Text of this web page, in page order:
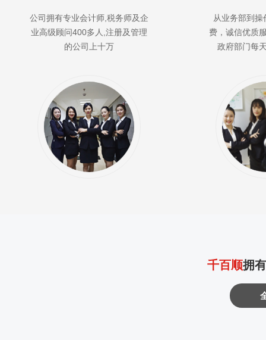
公司拥有专业会计师,税务师及企
业高级顾问400多人,注册及管理
的公司上十万
从业务部到操
费，诚信优质
政府部门每
千百顺拥有